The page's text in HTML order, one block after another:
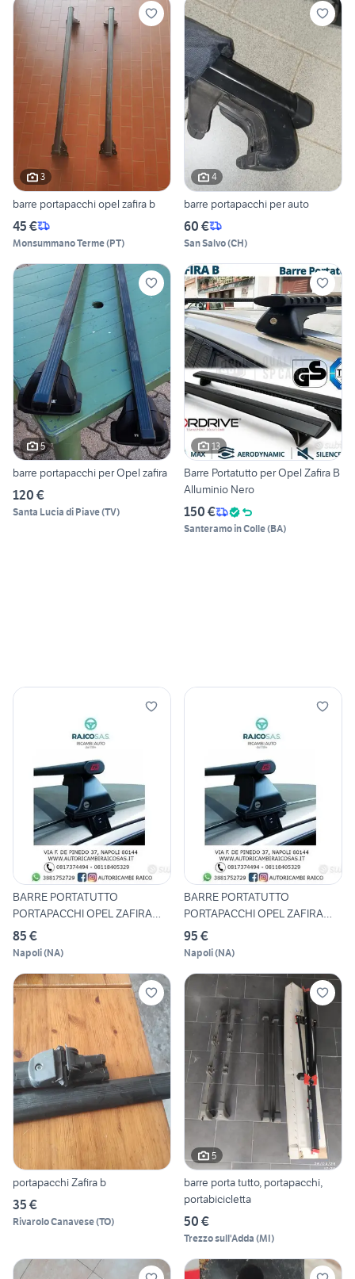
3
barre portapacchi opel zafira b
45 €
Monsummano Terme(PT)
4
barre portapacchi per auto
60 €
San Salvo(CH)
5
barre portapacchi per Opel zafira
120 €
Santa Lucia di Piave(TV)
13
Barre Portatutto per Opel Zafira B
Alluminio Nero
150 €
Santeramo in Colle(BA)
BARRE PORTATUTTO
PORTAPACCHI OPEL ZAFIRA
TOURER 20
85 €
Napoli(NA)
BARRE PORTATUTTO
PORTAPACCHI OPEL ZAFIRA
TOURER 20
95 €
Napoli(NA)
portapacchi Zafira b
35 €
Rivarolo Canavese(TO)
5
barre porta tutto, portapacchi,
portabicicletta
50 €
Trezzo sull'Adda (MI)